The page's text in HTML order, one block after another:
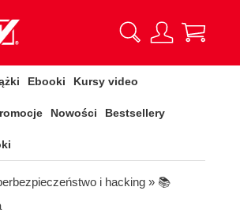
Ebooki Kursy video
Nowości Bestsellery
i hacking » 📚